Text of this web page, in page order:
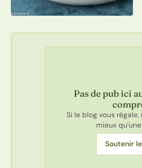
Pas de pub ici
Si le blog vous
mieux
Soutenir